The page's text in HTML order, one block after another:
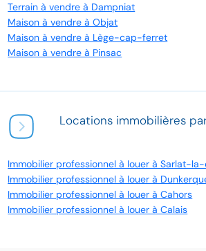
Terrain à vendre à Dampniat
Maison à vendre à Objat
Maison à vendre à Lège-cap-ferret
Maison à vendre à Pinsac
Locations immobilières
Immobilier professionnel à louer à Sarlat-
Immobilier professionnel à louer à
Immobilier professionnel à louer à Cahors
Immobilier professionnel à louer à Calais